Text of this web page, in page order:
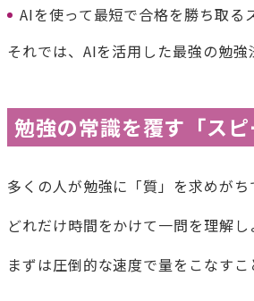
AIを使って最短で合格を勝ち取る
それでは、AIを活用した最強の勉
勉強の常識を覆す「ス
多くの人が勉強に「質」を求めが
どれだけ時間をかけて一問を理解
まずは圧倒的な速度で量をこなすこ